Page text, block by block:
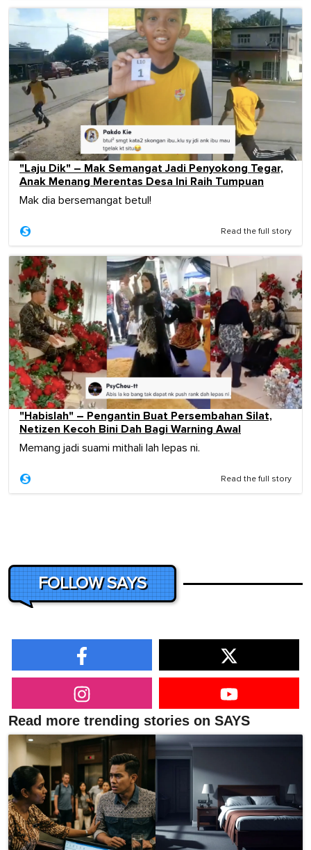
"Laju Dik" – Mak Semangat Jadi Penyokong Tegar,
Anak Menang Merentas Desa Ini Raih Tumpuan
Mak dia bersemangat betul!
Read the full story
"Habislah" – Pengantin Buat Persembahan Silat,
Netizen Kecoh Bini Dah Bagi Warning Awal
Memang jadi suami mithali lah lepas ni.
Read the full story
FOLLOW SAYS
Read more trending stories on SAYS